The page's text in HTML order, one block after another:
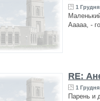
1 Грудня
Ааааа, -
RE:
1
Парень и